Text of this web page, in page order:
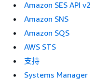
Amazon SES API v2
Amazon SNS
Amazon SQS
AWS STS
支持
Systems Manager